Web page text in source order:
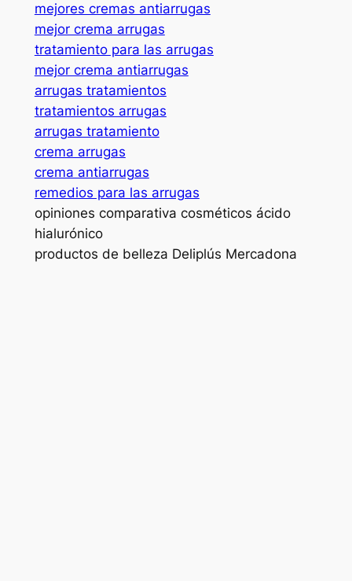
mejores cremas antiarrugas
mejor crema arrugas
tratamiento para las arrugas
mejor crema antiarrugas
arrugas tratamientos
tratamientos arrugas
arrugas tratamiento
crema arrugas
crema antiarrugas
remedios para las arrugas
opiniones comparativa cosméticos ácido
hialurónico
productos de belleza Deliplús Mercadona